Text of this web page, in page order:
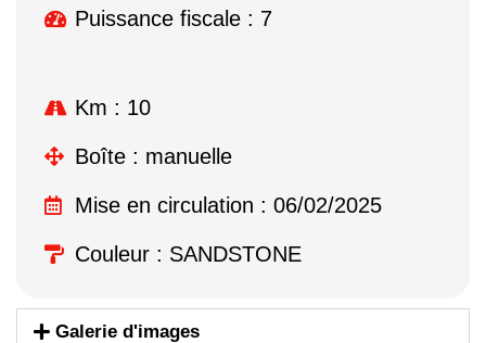
Puissance fiscale : 7
Km : 10
Boîte : manuelle
Mise en circulation : 06/02/2025
Couleur : SANDSTONE
Galerie d'images